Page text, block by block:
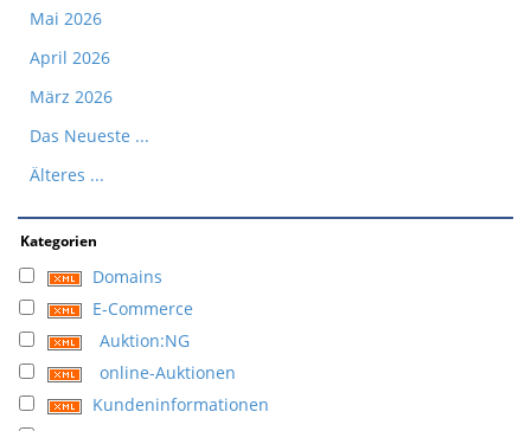
Mai 2026
April 2026
März 2026
Das Neueste ...
Älteres ...
Kategorien
Domains
E-Commerce
Auktion:NG
online-Auktionen
Kundeninformationen